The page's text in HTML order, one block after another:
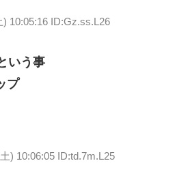
) 10:05:16 ID:Gz.ss.L26
いう事
プ
) 10:06:05 ID:td.7m.L25